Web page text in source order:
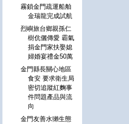
霧鎖金門疏運船舶
金瑞龍完成試航
烈嶼旅台鄉親孫仁
樹伉儷傳愛 霸氣
捐金門家扶娶媳
婦婚宴禮金50萬
金門縣長關心地區
食安 要求衛生局
密切追蹤紅麴事
件問題產品與流
向
金門友善水獺生態